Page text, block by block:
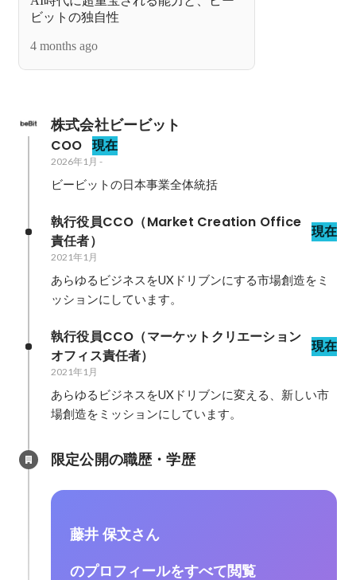
ビットの独自性
4 months ago
株式会社ビービット
COO 現在
2026年1月 -
ビービットの日本事業全体統括
執行役員CCO（Market Creation Office
責任者）
現在
2021年1月
あらゆるビジネスをUXドリブンにする市場創造をミ
ッションにしています。
執行役員CCO（マーケットクリエーション
オフィス責任者）
現在
2021年1月
あらゆるビジネスをUXドリブンに変える、新しい市
場創造をミッションにしています。
限定公開の職歴・学歴
藤井 保文さん
のプロフィールをすべて閲覧